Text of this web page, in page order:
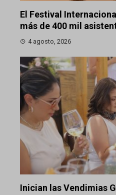
El Festival
más de 400 mil
4 agosto, 2026
Inician las Vendimias